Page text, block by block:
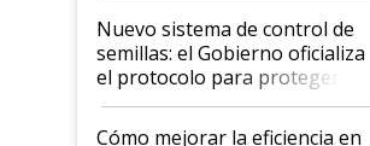
Nuevo sistema de control de
semillas: el Gobierno oficializa
el protocolo para proteger la
propiedad intelectual
Cómo mejorar la eficiencia en